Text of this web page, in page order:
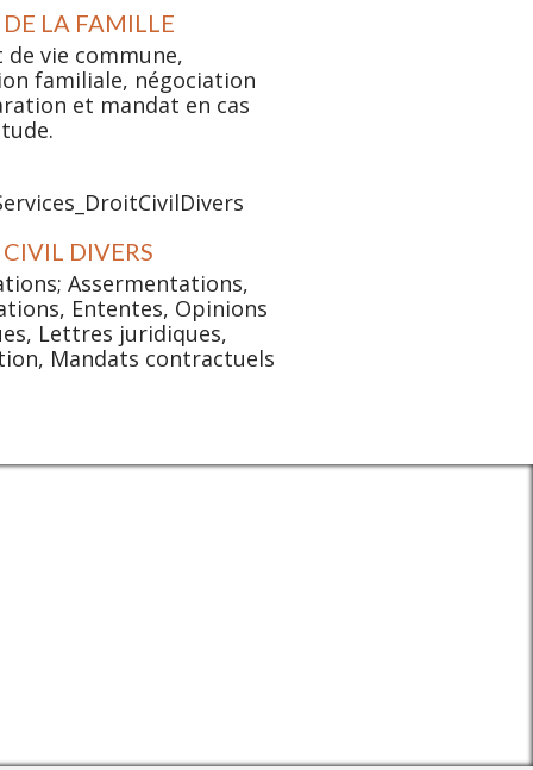
LA FAMILLE
de vie commune,
familiale, négociation
et mandat en cas
DIVERS
Assermentations,
Ententes, Opinions
Lettres juridiques,
Mandats contractuels